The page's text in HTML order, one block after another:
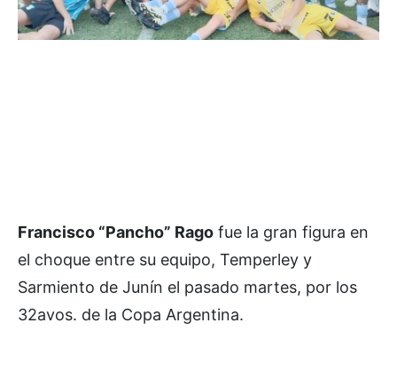
Francisco “Pancho” Rago fue la gran figura en
el choque entre su equipo, Temperley y
Sarmiento de Junín el pasado martes, por los
32avos. de la Copa Argentina.